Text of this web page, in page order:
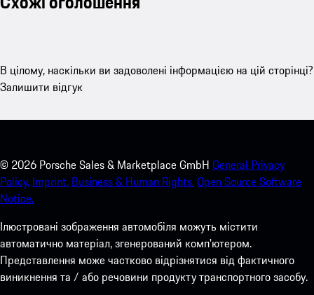
В цілому, наскільки ви задоволені інформацією на цій сторінці?
Залишити відгук
© 2026 Porsche Sales & Marketplace GmbH General Privacy
Policy. Imprint. Business & Human Rights.Open Source Software
Notice.
Ілюстровані зображення автомобіля можуть містити
автоматично матеріал, згенерований комп'ютером.
Представлення може частково відрізнятися від фактичного
виникнення та / або речовини продукту транспортного засобу.